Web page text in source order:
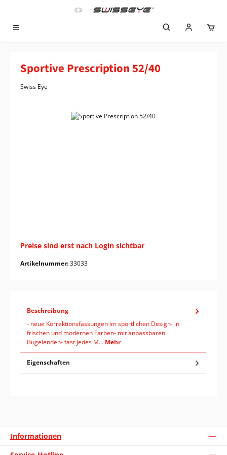
Zum Hauptinhalt springen
Sportive Prescription 52/40
Swiss Eye
Bildergalerie überspringen
Preise sind erst nach Login sichtbar
Artikelnummer:33033
Beschreibung
- neue Korrektionsfassungen im sportlichen Design- in
frischen und modernen Farben- mit anpassbaren
Bügelenden- fast jedes M… Mehr
Eigenschaften
Informationen